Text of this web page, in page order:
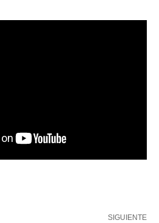
SIGUIENTE